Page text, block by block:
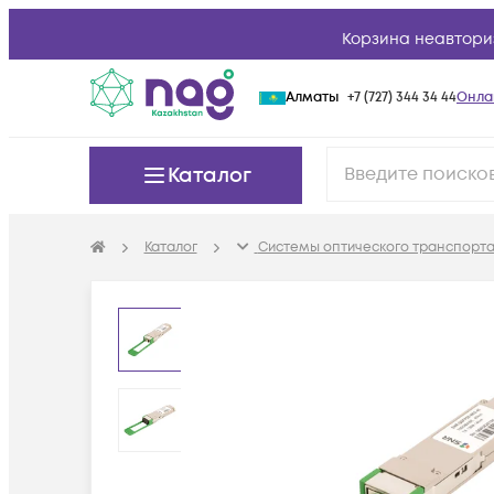
Корзина
Алматы +7 (727) 344 34 44
Каталог
Каталог Системы оптического